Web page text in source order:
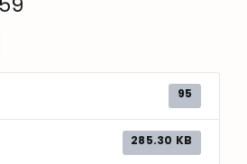
95
285.30 KB